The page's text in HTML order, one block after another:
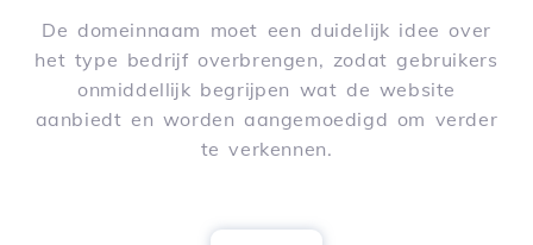
De domeinnaam moet een duidelijk idee over
het type bedrijf overbrengen, zodat gebruikers
onmiddellijk begrijpen wat de website
aanbiedt en worden aangemoedigd om verder
te verkennen.